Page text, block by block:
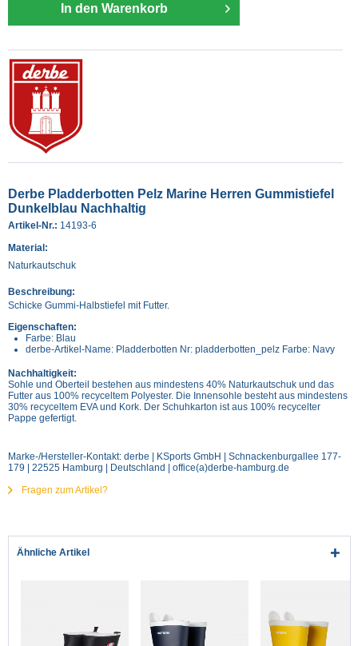
In den Warenkorb
Derbe Pladderbotten Pelz Marine Herren Gummistiefel
Dunkelblau Nachhaltig
Artikel-Nr.: 14193-6
Material:
Naturkautschuk
Beschreibung:
Schicke Gummi-Halbstiefel mit Futter.
Eigenschaften:
Farbe: Blau
derbe-Artikel-Name: Pladderbotten Nr: pladderbotten_pelz Farbe: Navy
Nachhaltigkeit:
Sohle und Oberteil bestehen aus mindestens 40% Naturkautschuk und das
Futter aus 100% recyceltem Polyester. Die Innensohle besteht aus mindestens
30% recyceltem EVA und Kork. Der Schuhkarton ist aus 100% recycelter
Pappe gefertigt.
Marke-/Hersteller-Kontakt: derbe | KSports GmbH | Schnackenburgallee 177-
179 | 22525 Hamburg | Deutschland | office(a)derbe-hamburg.de
Fragen zum Artikel?
Ähnliche Artikel